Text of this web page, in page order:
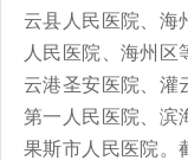
云县人民医院、海
人民医院、海州
云港圣安医院、灌
第一人民医院、滨
果斯市人民医院。